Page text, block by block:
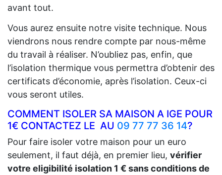
avant tout.
Vous aurez ensuite notre visite technique. Nous
viendrons nous rendre compte par nous-même
du travail à réaliser. N’oubliez pas, enfin, que
l’isolation thermique vous permettra d’obtenir des
certificats d’économie, après l’isolation. Ceux-ci
vous seront utiles.
COMMENT ISOLER SA MAISON A IGE POUR
1€ CONTACTEZ LE AU 09 77 77 36 14?
Pour faire isoler votre maison pour un euro
seulement, il faut déjà, en premier lieu, vérifier
votre eligibilité isolation 1 € sans conditions de